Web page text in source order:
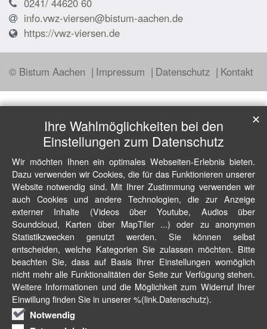
0241/ 44620 60
info.vwz-viersen@bistum-aachen.de
https://vwz-viersen.de
© Bistum Aachen Impressum Datenschutz Kontakt
Ihre Wahlmöglichkeiten bei den
Einstellungen zum Datenschutz
Wir möchten Ihnen ein optimales Webseiten-Erlebnis bieten.
Dazu verwenden wir Cookies, die für das Funktionieren unserer
Website notwendig sind. Mit Ihrer Zustimmung verwenden wir
auch Cookies und andere Technologien, die zur Anzeige
externer Inhalte (Videos über Youtube, Audios über
Soundcloud, Karten über MapTiler ...) oder zu anonymen
Statistikzwecken genutzt werden. Sie können selbst
entscheiden, welche Kategorien Sie zulassen möchten. Bitte
beachten Sie, dass auf Basis Ihrer Einstellungen womöglich
nicht mehr alle Funktionalitäten der Seite zur Verfügung stehen.
Weitere Informationen und die Möglichkeit zum Widerruf Ihrer
Einwillung finden Sie in unserer %(link.Datenschutz).
Notwendig
✕